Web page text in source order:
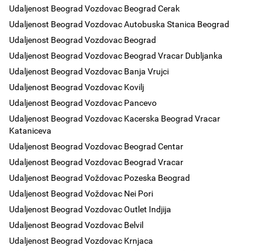
Udaljenost Beograd Vozdovac Beograd Cerak
Udaljenost Beograd Vozdovac Autobuska Stanica Beograd
Udaljenost Beograd Vozdovac Beograd
Udaljenost Beograd Vozdovac Beograd Vracar Dubljanka
Udaljenost Beograd Vozdovac Banja Vrujci
Udaljenost Beograd Vozdovac Kovilj
Udaljenost Beograd Vozdovac Pancevo
Udaljenost Beograd Vozdovac Kacerska Beograd Vracar
Kataniceva
Udaljenost Beograd Vozdovac Beograd Centar
Udaljenost Beograd Vozdovac Beograd Vracar
Udaljenost Beograd Voždovac Pozeska Beograd
Udaljenost Beograd Voždovac Nei Pori
Udaljenost Beograd Vozdovac Outlet Indjija
Udaljenost Beograd Vozdovac Belvil
Udaljenost Beograd Vozdovac Krnjaca